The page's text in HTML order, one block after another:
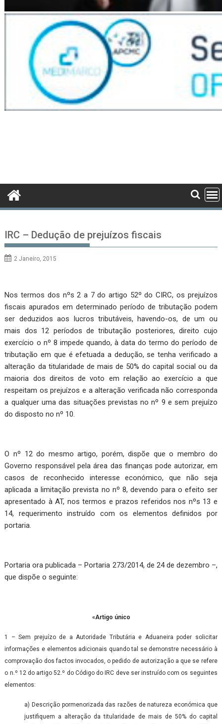
IRC – Dedução de prejuízos fiscais
2 Janeiro, 2015
Nos termos dos nºs 2 a 7 do artigo 52º do CIRC, os prejuízos
fiscais apurados em determinado período de tributação podem
ser deduzidos aos lucros tributáveis, havendo-os, de um ou
mais dos 12 períodos de tributação posteriores, direito cujo
exercício o nº 8 impede quando, à data do termo do período de
tributação em que é efetuada a dedução, se tenha verificado a
alteração da titularidade de mais de 50% do capital social ou da
maioria dos direitos de voto em relação ao exercício a que
respeitam os prejuízos e a alteração verificada não corresponda
a qualquer uma das situações previstas no nº 9 e sem prejuízo
do disposto no nº 10.
O nº 12 do mesmo artigo, porém, dispõe que o membro do
Governo responsável pela área das finanças pode autorizar, em
casos de reconhecido interesse económico, que não seja
aplicada a limitação prevista no nº 8, devendo para o efeito ser
apresentado à AT, nos termos e prazos referidos nos nºs 13 e
14, requerimento instruído com os elementos definidos por
portaria.
Portaria ora publicada – Portaria 273/2014, de 24 de dezembro –,
que dispõe o seguinte:
«Artigo único
1 – Sem prejuízo de a Autoridade Tributária e Aduaneira poder solicitar
informações e elementos adicionais quando tal se demonstre necessário à
comprovação dos factos invocados, o pedido de autorização a que se refere
o n.º 12 do artigo 52.º do Código do IRC deve ser instruído com os seguintes
elementos:
a) Descrição pormenorizada das razões de natureza económica que
justifiquem a alteração da titularidade de mais de 50% do capital